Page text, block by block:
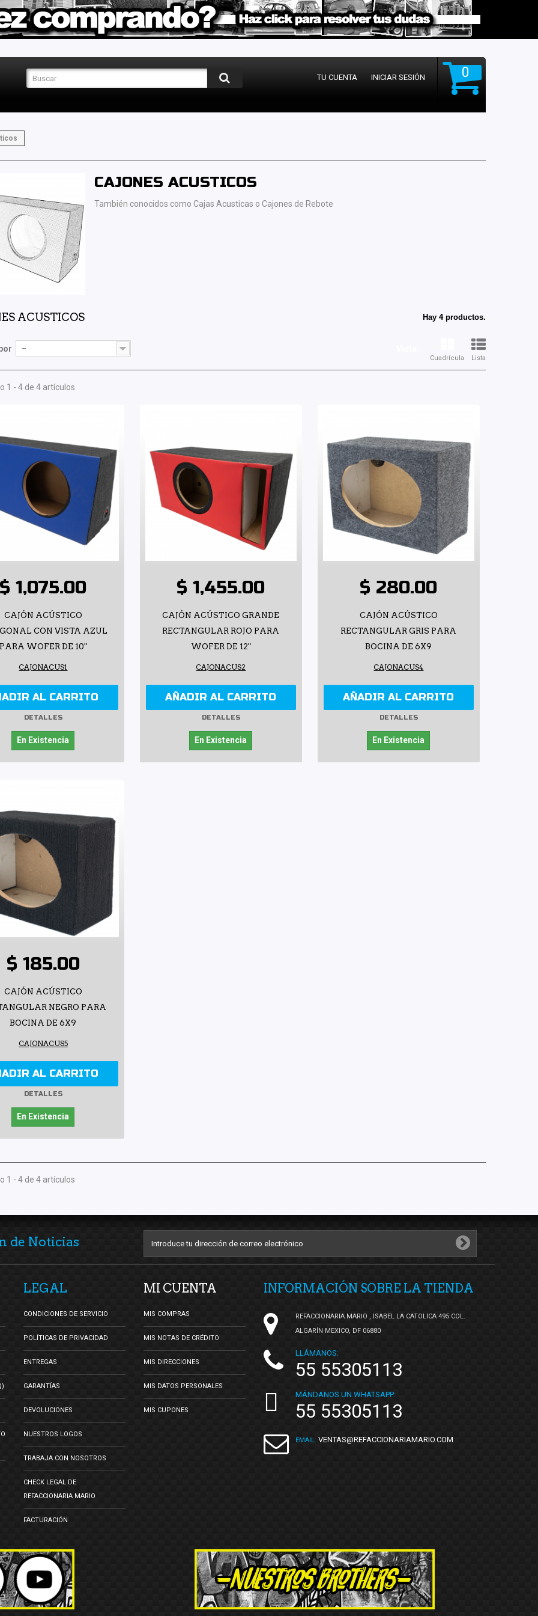
0
TU CUENTA INICIAR SESIÓN
CAJONES ACUSTICOS
También conocidos como Cajas Acusticas o Cajones de Rebote
ACUSTICOS Hay 4 productos.
Cuadrícula Lista
--
1 - 4 de 4 artículos
$ 1,075.00
CAJÓN ACÚSTICO
CON VISTA AZUL
PARA WOFER DE 10"
CAJONACUS1
AL CARRITO
DETALLES
En Existencia
$ 1,455.00
CAJÓN ACÚSTICO GRANDE
RECTANGULAR ROJO PARA
WOFER DE 12"
CAJONACUS2
AÑADIR AL CARRITO
DETALLES
En Existencia
$ 280.00
CAJÓN ACÚSTICO
RECTANGULAR GRIS PARA
BOCINA DE 6X9
CAJONACUS4
AÑADIR AL CARRITO
DETALLES
En Existencia
$ 185.00
CAJÓN ACÚSTICO
NEGRO PARA
BOCINA DE 6X9
CAJONACUS5
AL CARRITO
DETALLES
En Existencia
1 - 4 de 4 artículos
de Noticias
LEGAL
CONDICIONES DE SERVICIO
POLÍTICAS DE PRIVACIDAD
ENTREGAS
GARANTÍAS
DEVOLUCIONES
NUESTROS LOGOS
TRABAJA CON NOSOTROS
CHECK LEGAL DE
REFACCIONARIA MARIO
FACTURACIÓN
MI CUENTA
MIS COMPRAS
MIS NOTAS DE CRÉDITO
MIS DIRECCIONES
MIS DATOS PERSONALES
MIS CUPONES
INFORMACIÓN SOBRE LA TIENDA
REFACCIONARIA MARIO , ISABEL LA CATOLICA 495 COL.
ALGARÍN MEXICO, DF 06880
LLÁMANOS:
55 55305113
MÁNDANOS UN WHATSAPP:
55 55305113
EMAIL: VENTAS@REFACCIONARIAMARIO.COM